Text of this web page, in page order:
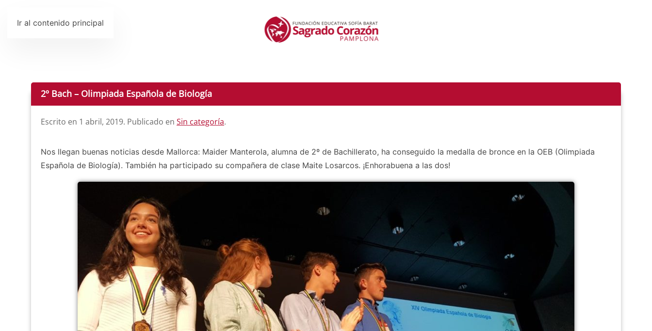
Ir al contenido principal
2º Bach – Olimpiada Española de Biología
Escrito en 1 abril, 2019. Publicado en Sin categoría.
Nos llegan buenas noticias desde Mallorca: Maider Manterola, alumna de 2º de Bachillerato, ha conseguido la medalla de bronce en la OEB (Olimpiada
Española de Biología). También ha participado su compañera de clase Maite Losarcos. ¡Enhorabuena a las dos!